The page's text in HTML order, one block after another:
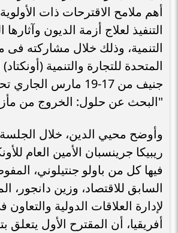
أهم ملامح الاقترحات ذات
التنفيذ لعلاج أزمة الديون
التنمية، وذلك خلال مشاركته فى
المتحدة للتجارة والتنمية
جنيف من 17-19 مارس
"البحث عن حلول: الخروج من
وأوضح محيي الدين، خلال الجلسة
ريبيكا جرينسبان الأمين العام
فيها كل من باولو جنتيلوني،
السابق للاقتصاد، وزين دانجور،
لإدارة العلاقات الدولية
أفريقيا، أن المقترح الأول يتعلق